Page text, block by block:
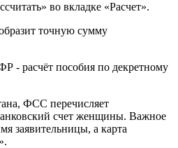
во вкладке «Расчет».
точную сумму
ФСС перечисляет
счет женщины. Важное
заявительницы, а карта